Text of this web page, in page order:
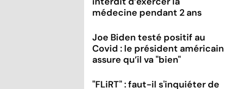
médecine pendant 2 ans
Joe Biden testé positif au
Covid : le président américain
assure qu’il va "bien"
"FLiRT" : faut-il s'inquiéter de